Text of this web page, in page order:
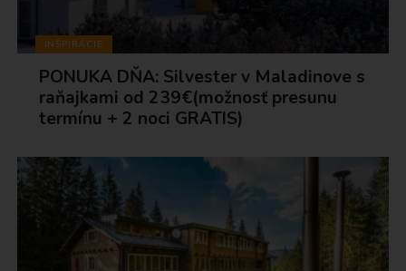
INŠPIRÁCIE
PONUKA DŇA: Silvester v Maladinove s
raňajkami od 239€(možnosť presunu
termínu + 2 noci GRATIS)